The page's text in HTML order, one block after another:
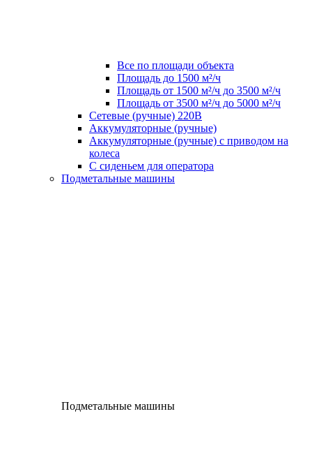
Все по площади объекта
Площадь до 1500 м²/ч
Площадь от 1500 м²/ч до 3500 м²/ч
Площадь от 3500 м²/ч до 5000 м²/ч
Сетевые (ручные) 220В
Аккумуляторные (ручные)
Аккумуляторные (ручные) с приводом на
колеса
С сиденьем для оператора
Подметальные машины
Подметальные машины